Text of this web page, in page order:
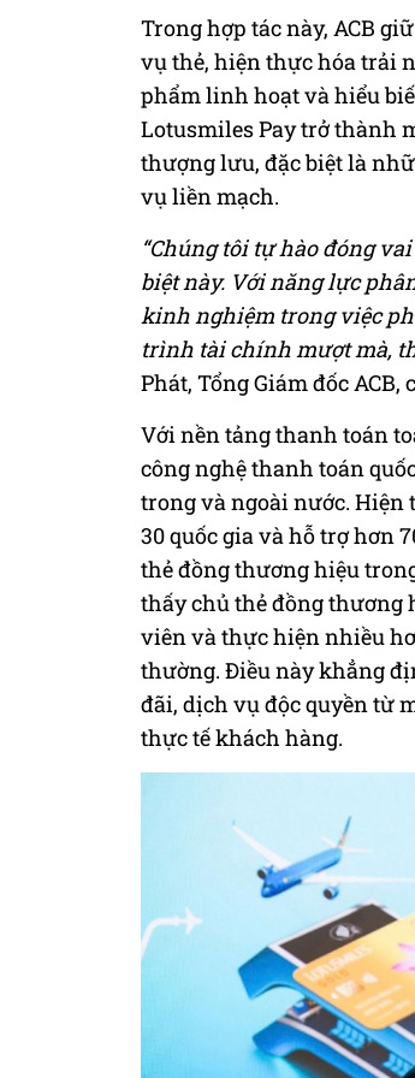
Trong hợp tác này, ACB
vụ thẻ, hiện thực hóa trải
phẩm linh hoạt và hiểu
Lotusmiles Pay trở thành
thượng lưu, đặc biệt là
vụ liền mạch.
“Chúng tôi tự hào đóng
biệt này. Với năng lực
kinh nghiệm trong việc
trình tài chính mượt mà,
Phát, Tổng Giám đốc ACB,
Với nền tảng thanh toán
công nghệ thanh toán
trong và ngoài nước. Hiện
30 quốc gia và hỗ trợ hơn
thẻ đồng thương hiệu
thấy chủ thẻ đồng thương
viên và thực hiện nhiều
thường. Điều này khẳng
đãi, dịch vụ độc quyền từ
thực tế khách hàng.